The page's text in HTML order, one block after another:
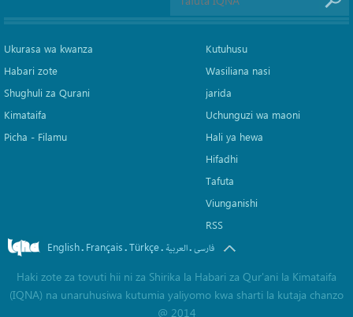
Ukurasa wa kwanza
Habari zote
Shughuli za Qurani
Kimataifa
Picha‎ - Filamu‎
Kutuhusu
Wasiliana nasi
jarida
Uchunguzi wa maoni
Hali ya hewa
Hifadhi
Tafuta
Viunganishi
RSS
English. Français.Türkçe. العربیة.فارسی
Haki zote za tovuti hii ni za Shirika la Habari za Qur'ani la Kimataifa
(IQNA) na unaruhusiwa kutumia yaliyomo kwa sharti la kutaja chanzo
@ 2014